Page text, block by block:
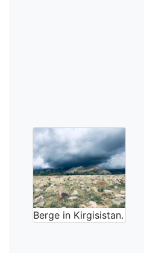
Berge in Kirgisistan.